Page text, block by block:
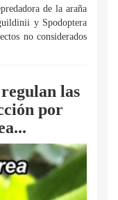
de la araña
y Spodoptera
no considerados
las
por